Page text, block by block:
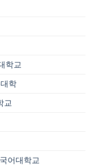
학교
학
교
어대학교